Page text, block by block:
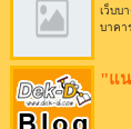
เว็บบ
บาคา
"แ